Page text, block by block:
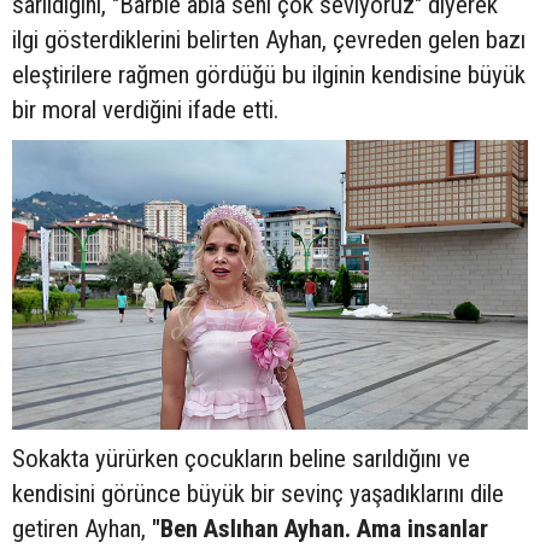
ilgi gösterdiklerini belirten Ayhan, çevreden gelen bazı
eleştirilere rağmen gördüğü bu ilginin kendisine büyük
bir moral verdiğini ifade etti.
Sokakta yürürken çocukların beline sarıldığını ve
kendisini görünce büyük bir sevinç yaşadıklarını dile
getiren Ayhan, "Ben Aslıhan Ayhan. Ama insanlar